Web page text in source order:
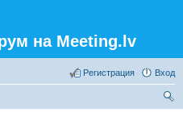
на Meeting.lv
Вход
Регистрация